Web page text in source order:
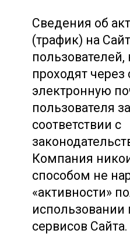
Сведения об
(трафик) на
пользователей,
проходят через
электронную
пользователя
соответствии с
Компания
способом не
«активности»
сервисов Сайта.